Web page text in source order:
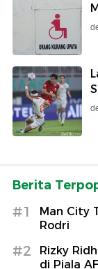
Berita
#1
Man City
Rodri
#2
Rizky
di Piala